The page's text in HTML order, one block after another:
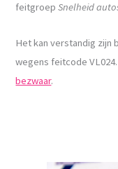
feitgroepSnelheid
Het kan verstandig zijn
wegens feitcode
bezwaar.